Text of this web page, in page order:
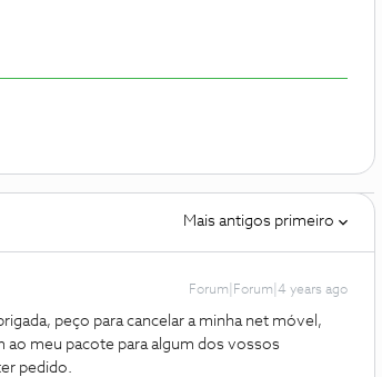
Mais antigos primeiro
Forum|Forum|4 years ago
peço para cancelar a minha net móvel,
meu pacote para algum dos vossos
pedido.